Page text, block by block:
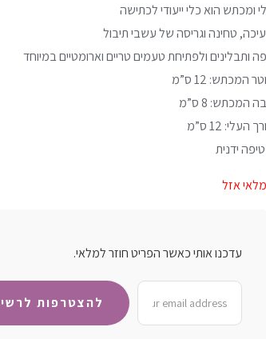
ומכתש הוא כלי ייעודי לכתישה
טחינה וגריסה של עשבי תיבול
ותבלינים ולפתיחת טעמים טריים וארומטיים במיוחד
המכתש: 12 ס”מ
המכתש: 8 ס”מ
העלי: 12 ס”מ
ידנית
אזל
עדכנו אותי כאשר הפריט חוזר למלאי.